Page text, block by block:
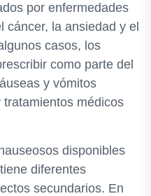
por enfermedades
cáncer, la ansiedad y el
casos, los
como parte del
y vómitos
médicos
disponibles
diferentes
secundarios. En